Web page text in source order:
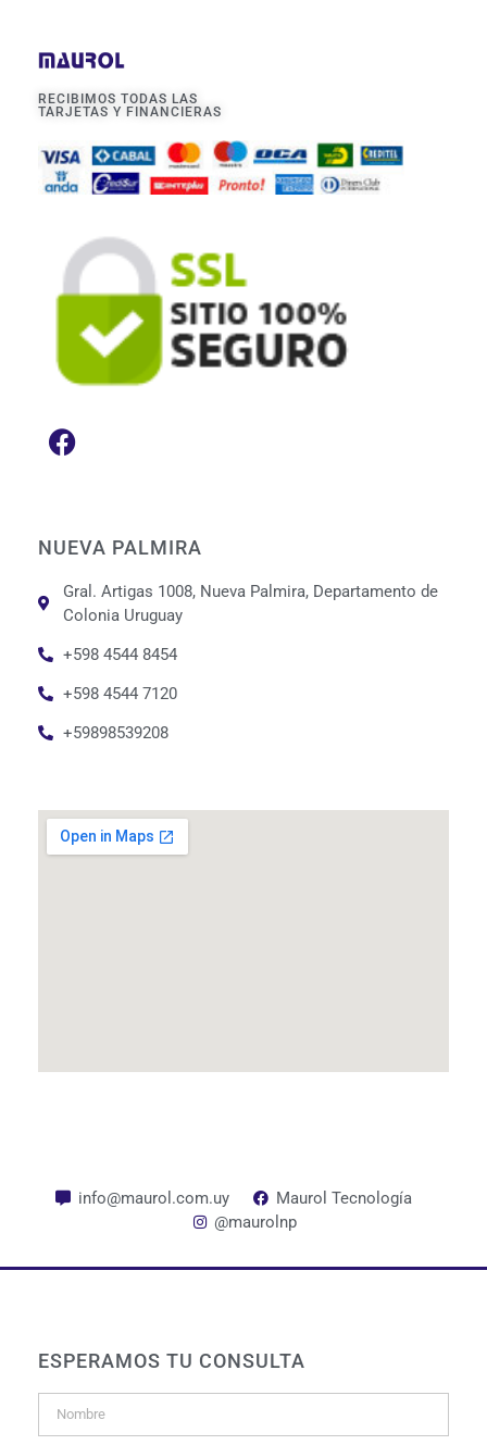
RECIBIMOS TODAS LAS
TARJETAS Y FINANCIERAS
NUEVA PALMIRA
Gral. Artigas 1008, Nueva Palmira, Departamento de
Colonia Uruguay
+598 4544 8454
+598 4544 7120
+59898539208
info@maurol.com.uy
Maurol Tecnología
@maurolnp
ESPERAMOS TU CONSULTA